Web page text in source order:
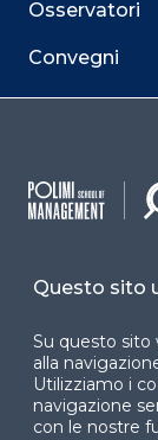
Osservatori
Convegni
Webinar
Facebook
Questo sito
Su questo sito
alla
Utilizziamo i
navigazione
con le nostre